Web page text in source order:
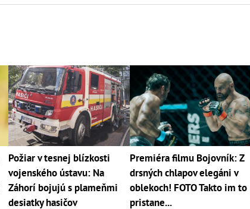
Požiar v tesnej blízkosti
vojenského ústavu: Na
Záhorí bojujú s plameňmi
desiatky hasičov
Premiéra filmu Bojovník: Z
drsných chlapov elegáni v
oblekoch! FOTO Takto im to
pristane...